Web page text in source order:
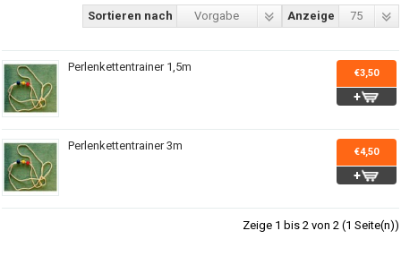
Anzeige 75
Sortieren nach Vorgabe
Perlenkettentrainer 1,5m €3,50
Perlenkettentrainer 3m €4,50
Zeige 1 bis 2 von 2 (1 Seite(n))